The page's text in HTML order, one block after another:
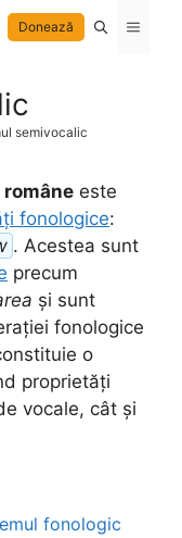
Donează Menu
semivocalic
este
fonologice:
. Acestea sunt
precum
și sunt
fonologice
o
proprietăți
vocale, cât și
fonologic